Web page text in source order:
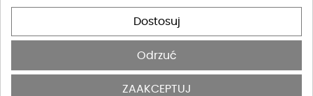
Dostosuj
Odrzuć
ZAAKCEPTUJ